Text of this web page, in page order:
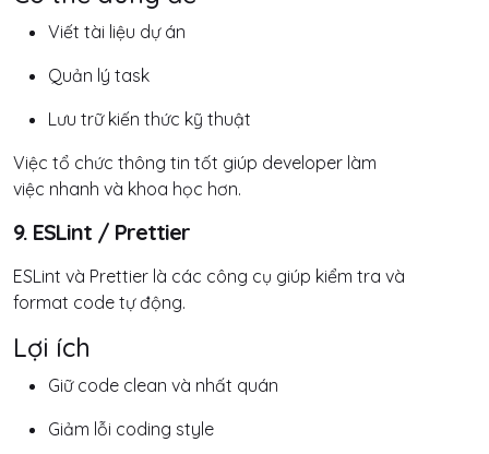
Viết tài liệu dự án
Quản lý task
Lưu trữ kiến thức kỹ thuật
Việc tổ chức thông tin tốt giúp developer làm
việc nhanh và khoa học hơn.
9. ESLint / Prettier
ESLint và Prettier là các công cụ giúp kiểm tra và
format code tự động.
Lợi ích
Giữ code clean và nhất quán
Giảm lỗi coding style